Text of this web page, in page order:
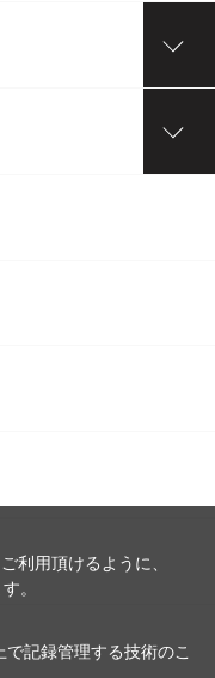
利用頂けるように、
。
記録管理する技術のこ